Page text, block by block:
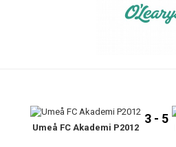
Umeå FC Akademi P2012
3 - 5